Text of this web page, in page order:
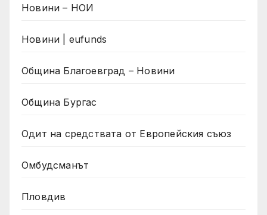
Новини – НОИ
Новини | eufunds
Община Благоевград – Новини
Община Бургас
Одит на средствата от Европейския съюз
Омбудсманът
Пловдив